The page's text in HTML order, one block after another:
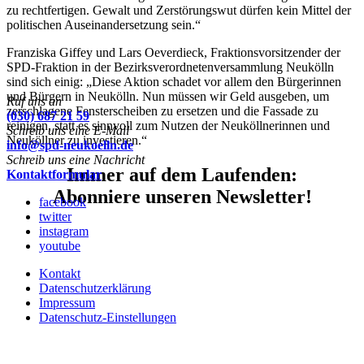
zu rechtfertigen. Gewalt und Zerstörungswut dürfen kein Mittel der
politischen Auseinandersetzung sein.“
Franziska Giffey und Lars Oeverdieck, Fraktionsvorsitzender der
SPD-Fraktion in der Bezirksverordnetenversammlung Neukölln
sind sich einig: „Diese Aktion schadet vor allem den Bürgerinnen
und Bürgern in Neukölln. Nun müssen wir Geld ausgeben, um
zerschlagene Fensterscheiben zu ersetzen und die Fassade zu
reinigen, statt es sinnvoll zum Nutzen der Neuköllnerinnen und
Neuköllner zu investieren.“
Immer auf dem Laufenden:
Abonniere unseren Newsletter!
Ruf uns an
(030) 687 21 59
Schreib uns eine E-Mail
info@spd-neukoelln.de
Schreib uns eine Nachricht
Kontaktformular
facebook
twitter
instagram
youtube
Kontakt
Datenschutzerklärung
Impressum
Datenschutz-Einstellungen